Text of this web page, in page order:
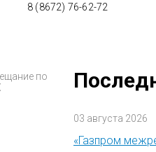
8 (8672) 76-62-72
по
03 августа 2026
«Газпром